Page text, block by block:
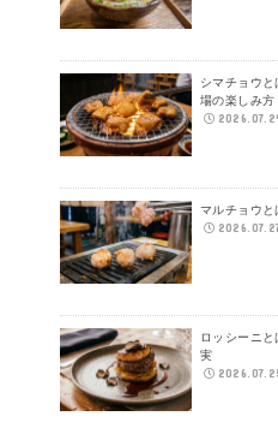
シマチョウ
場の楽しみ方
マルチョウ
ロッシーニ
実